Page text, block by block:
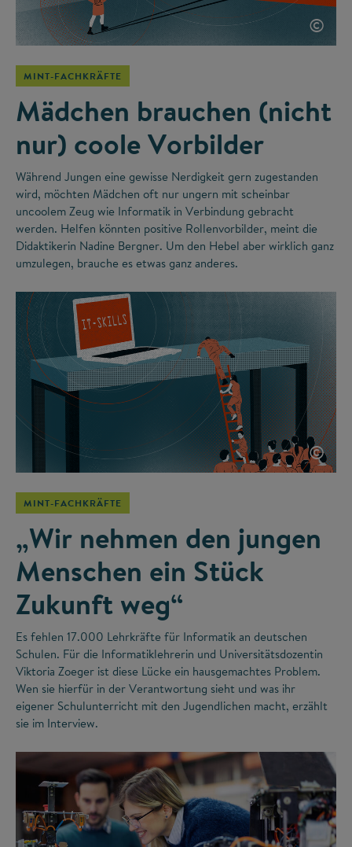
©
MINT-FACHKRÄFTE
Mädchen brauchen (nicht
nur) coole Vorbilder
Während Jungen eine gewisse Nerdigkeit gern zugestanden
wird, möchten Mädchen oft nur ungern mit scheinbar
uncoolem Zeug wie Informatik in Verbindung gebracht
werden. Helfen könnten positive Rollenvorbilder, meint die
Didaktikerin Nadine Bergner. Um den Hebel aber wirklich ganz
umzulegen, brauche es etwas ganz anderes.
©
MINT-FACHKRÄFTE
„Wir nehmen den jungen
Menschen ein Stück
Zukunft weg“
Es fehlen 17.000 Lehrkräfte für Informatik an deutschen
Schulen. Für die Informatiklehrerin und Universitätsdozentin
Viktoria Zoeger ist diese Lücke ein hausgemachtes Problem.
Wen sie hierfür in der Verantwortung sieht und was ihr
eigener Schulunterricht mit den Jugendlichen macht, erzählt
sie im Interview.